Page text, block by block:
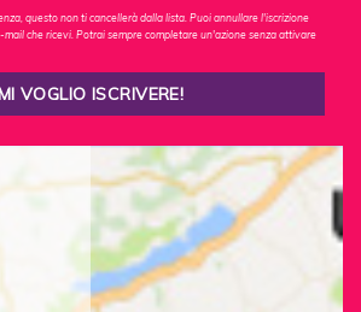
questo non ti cancellerà dalla lista. Puoi annullare l'iscrizione
che ricevi. Potrai sempre completare un'azione senza attivare